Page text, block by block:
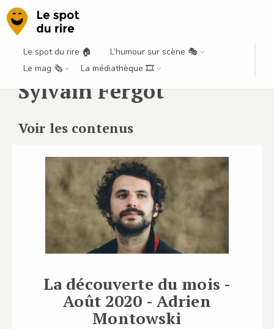
Le spot du rire 🏠
L’humour sur scène 🎭
Le mag 🗞️
La médiathèque 🎞️
Sylvain Fergot
Voir les contenus
La découverte du mois -
Août 2020 - Adrien
Montowski